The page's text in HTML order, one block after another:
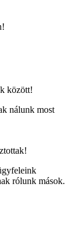
között!
nálunk most
rólunk mások.